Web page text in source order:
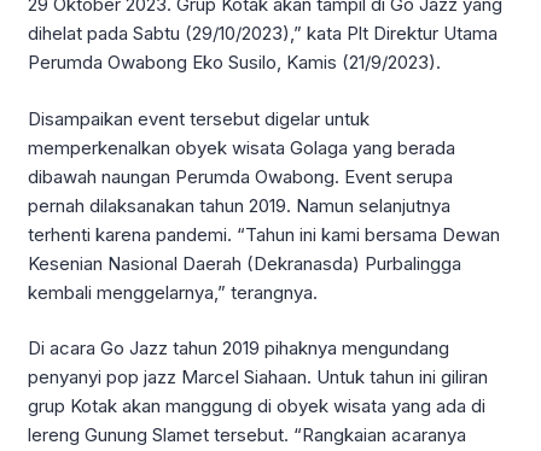
29 Oktober 2023. Grup Kotak akan tampil di Go Jazz yang
dihelat pada Sabtu (29/10/2023),” kata Plt Direktur Utama
Perumda Owabong Eko Susilo, Kamis (21/9/2023).
Disampaikan event tersebut digelar untuk
memperkenalkan obyek wisata Golaga yang berada
dibawah naungan Perumda Owabong. Event serupa
pernah dilaksanakan tahun 2019. Namun selanjutnya
terhenti karena pandemi. “Tahun ini kami bersama Dewan
Kesenian Nasional Daerah (Dekranasda) Purbalingga
kembali menggelarnya,” terangnya.
Di acara Go Jazz tahun 2019 pihaknya mengundang
penyanyi pop jazz Marcel Siahaan. Untuk tahun ini giliran
grup Kotak akan manggung di obyek wisata yang ada di
lereng Gunung Slamet tersebut. “Rangkaian acaranya